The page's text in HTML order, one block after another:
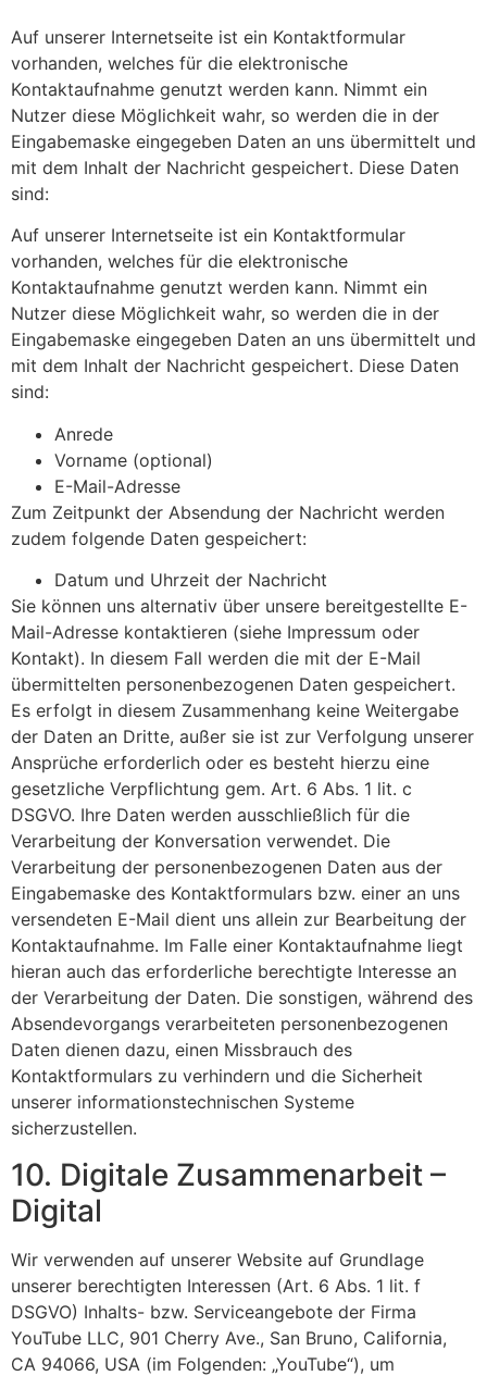
Auf unserer Internetseite ist ein Kontaktformular
vorhanden, welches für die elektronische
Kontaktaufnahme genutzt werden kann. Nimmt ein
Nutzer diese Möglichkeit wahr, so werden die in der
Eingabemaske eingegeben Daten an uns übermittelt und
mit dem Inhalt der Nachricht gespeichert. Diese Daten
sind:
Auf unserer Internetseite ist ein Kontaktformular
vorhanden, welches für die elektronische
Kontaktaufnahme genutzt werden kann. Nimmt ein
Nutzer diese Möglichkeit wahr, so werden die in der
Eingabemaske eingegeben Daten an uns übermittelt und
mit dem Inhalt der Nachricht gespeichert. Diese Daten
sind:
Anrede
Vorname (optional)
E-Mail-Adresse
Zum Zeitpunkt der Absendung der Nachricht werden
zudem folgende Daten gespeichert:
Datum und Uhrzeit der Nachricht
Sie können uns alternativ über unsere bereitgestellte E-
Mail-Adresse kontaktieren (siehe Impressum oder
Kontakt). In diesem Fall werden die mit der E-Mail
übermittelten personenbezogenen Daten gespeichert.
Es erfolgt in diesem Zusammenhang keine Weitergabe
der Daten an Dritte, außer sie ist zur Verfolgung unserer
Ansprüche erforderlich oder es besteht hierzu eine
gesetzliche Verpflichtung gem. Art. 6 Abs. 1 lit. c
DSGVO. Ihre Daten werden ausschließlich für die
Verarbeitung der Konversation verwendet. Die
Verarbeitung der personenbezogenen Daten aus der
Eingabemaske des Kontaktformulars bzw. einer an uns
versendeten E-Mail dient uns allein zur Bearbeitung der
Kontaktaufnahme. Im Falle einer Kontaktaufnahme liegt
hieran auch das erforderliche berechtigte Interesse an
der Verarbeitung der Daten. Die sonstigen, während des
Absendevorgangs verarbeiteten personenbezogenen
Daten dienen dazu, einen Missbrauch des
Kontaktformulars zu verhindern und die Sicherheit
unserer informationstechnischen Systeme
sicherzustellen.
10. Digitale Zusammenarbeit –
Digital
Wir verwenden auf unserer Website auf Grundlage
unserer berechtigten Interessen (Art. 6 Abs. 1 lit. f
DSGVO) Inhalts- bzw. Serviceangebote der Firma
YouTube LLC, 901 Cherry Ave., San Bruno, California,
CA 94066, USA (im Folgenden: „YouTube“), um